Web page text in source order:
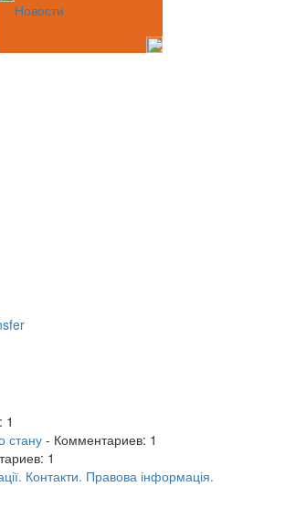
Новости
1
стану - Комментариев: 1
1
Контакти. Правова інформація.